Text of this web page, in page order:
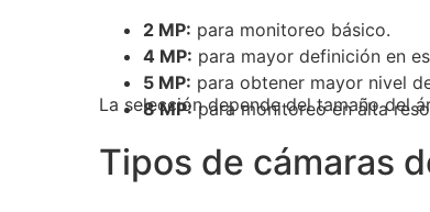
2 MP: para monitoreo básico.
4 MP: para mayor definición en
5 MP: para obtener mayor nivel
8 MP:para monitoreo en alta
La selección depende del tamaño del
Tipos de cámaras